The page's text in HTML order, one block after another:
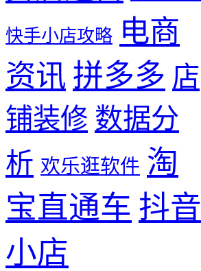
快手小店攻略 电商
资讯 拼多多 店
铺装修 数据分
析 欢乐逛软件 淘
宝直通车 抖音
小店